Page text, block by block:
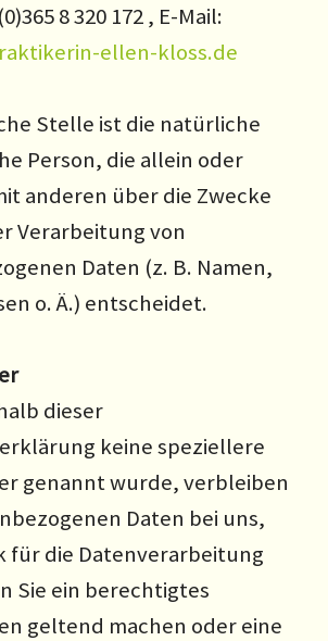
8 320 172 , E-Mail:
ellen-kloss.de
Stelle ist die natürliche
Person, die allein oder
anderen über die Zwecke
Verarbeitung von
Daten (z. B. Namen,
o. Ä.) entscheidet.
dieser
keine speziellere
genannt wurde, verbleiben
Daten bei uns,
für die Datenverarbeitung
Sie ein berechtigtes
geltend machen oder eine